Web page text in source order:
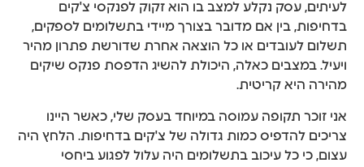
לעיתים, עסק נקלע למצב בו הוא זקוק לפנקסי צ'קים
בדחיפות, בין אם מדובר בצורך מיידי בתשלומים לספקים,
תשלום לעובדים או כל הוצאה אחרת שדורשת פתרון מהיר
ויעיל. במצבים כאלה, היכולת להשיג הדפסת פנקס שיקים
מהירה היא קריטית.
אני זוכר תקופה עמוסה במיוחד בעסק שלי, כאשר היינו
צריכים להדפיס כמות גדולה של צ'קים בדחיפות. הלחץ היה
עצום, כי כל עיכוב בתשלומים היה עלול לפגוע ביחסי